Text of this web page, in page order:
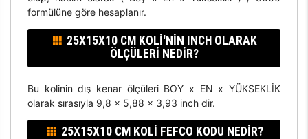
formülüne göre hesaplanır.
25X15X10 CM KOLI'NIN INCH OLARAK
ÖLÇÜLERI NEDIR?
Bu kolinin dış kenar ölçüleri BOY x EN x YÜKSEKLİK
olarak sırasıyla 9,8 x 5,88 x 3,93 inch dir.
25X15X10 CM KOLI FEFCO KODU NEDIR?